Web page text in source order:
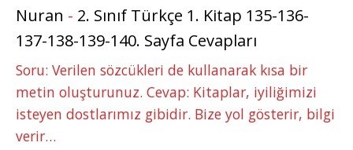
Nuran - 2. Sınıf Türkçe 1. Kitap 135-136-
137-138-139-140. Sayfa Cevapları
Soru: Verilen sözcükleri de kullanarak kısa bir
metin oluşturunuz. Cevap: Kitaplar, iyiliğimizi
isteyen dostlarımız gibidir. Bize yol gösterir, bilgi
verir…